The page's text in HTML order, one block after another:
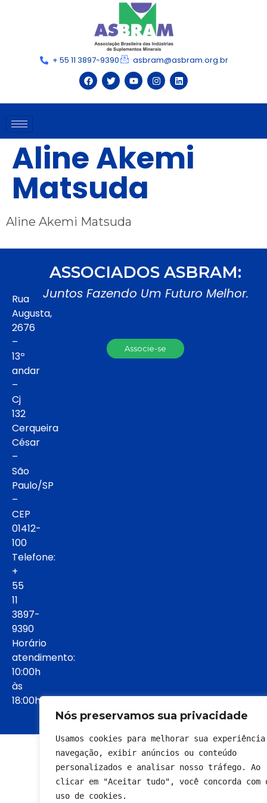
Nós preservamos sua privacidade
Usamos cookies para melhorar sua
navegação, exibir anúncios ou conteúdo
personalizados e analisar nosso tráfego. Ao
clicar em "Aceitar tudo", você concorda com
uso de cookies.
+ 55 11 3897-9390 asbram@asbram.org.br
Aline Akemi
Matsuda
Aline Akemi Matsuda
Rua
Augusta,
2676
–
13º
andar
–
Cj
132
Cerqueira
César
–
São
Paulo/SP
–
CEP
01412-
100
Telefone:
+
55
11
3897-
9390
Horário
atendimento:
10:00h
às
18:00h:
ASSOCIADOS ASBRAM:
Juntos Fazendo Um Futuro Melhor.
Associe-se
© 2022 - Todos os direitos reservados